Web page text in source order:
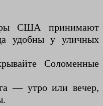
США принимают
удобны у уличных
Соломенные
— утро или вечер,